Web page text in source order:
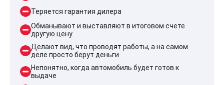
Теряется гарантия дилера
Обманывают и выставляют в итоговом счете
другую цену
Делают вид, что проводят работы, а на самом
деле просто берут деньги
Непонятно, когда автомобиль будет готов к
выдаче